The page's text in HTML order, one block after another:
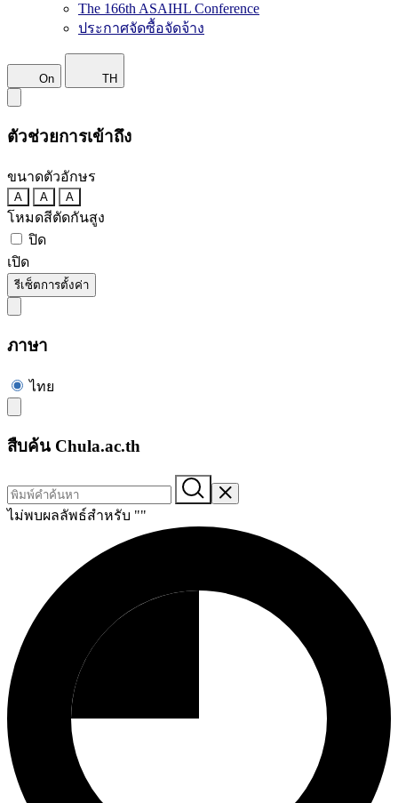
The 166th ASAIHL Conference
ประกาศจัดซื้อจัดจ้าง
On TH
ตัวช่วยการเข้าถึง
ขนาดตัวอักษร
A A A
โหมดสีตัดกันสูง
ปิด
เปิด
รีเซ็ตการตั้งค่า
ภาษา
ไทย
สืบค้น Chula.ac.th
ไม่พบผลลัพธ์สำหรับ ""